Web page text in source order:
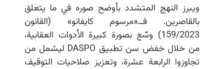
ويبرز النهج المتشدد بأوضح صوره في ما يتعلق
بالقاصرين. فــ«مرسوم كايفانو» (القانون
159/2023) وسّع بصورة كبيرة الأدوات العقابية،
من خلال خفض سن تطبيق DASPO ليشمل من
تجاوزوا الرابعة عشرة، وتعزيز صلاحيات التوقيف